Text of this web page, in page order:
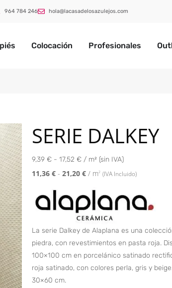
964 784 246 hola@lacasadelosazulejos.com
Colocación Profesionales
SERIE DALKEY
9,39 € - 17,52 € / m² (sin IVA)
11,36 € - 21,20 € / m2 (IVA Incluido)
La serie Dalkey de Alaplana es una
piedra, con revestimientos en pasta roja.
100×100 cm en porcelánico satinado
roja satinado, con colores perla, gris y
30×60 cm.